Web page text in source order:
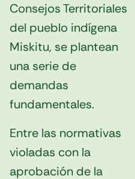
Consejos Territoriales
del pueblo indígena
Miskitu, se plantean
una serie de
demandas
fundamentales.
Entre las normativas
violadas con la
aprobación de la